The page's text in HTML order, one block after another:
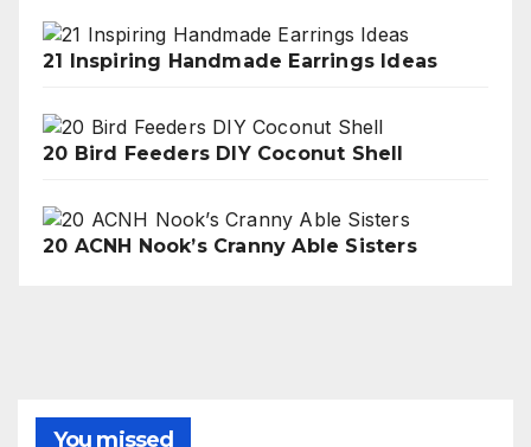
21 Inspiring Handmade Earrings Ideas
20 Bird Feeders DIY Coconut Shell
20 ACNH Nook’s Cranny Able Sisters
You missed